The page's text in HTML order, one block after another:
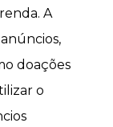
A
doações
o